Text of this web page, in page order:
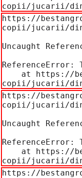
copii/jucarii/
https://
copii/jucarii/din-
Uncaught
ReferenceError:
copii/jucarii/
https://
copii/jucarii/din-
Uncaught
ReferenceError:
copii/jucarii/
https://